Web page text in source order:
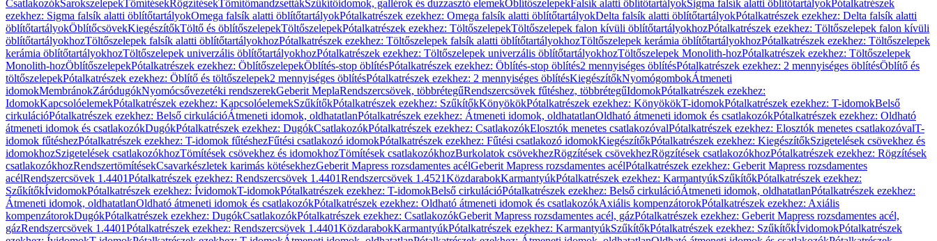
CsatlakozókSarokszelepekTömítésekRögzítésekTömítőmandzsettákSzűkítőidomok, gallérok és duzzasztó elemekÖblítőszelepekFalsík alatti öblítőtartályokSigma falsík alatti öblítőtartályokPótalkatrészek
ezekhez: Sigma falsík alatti öblítőtartályokOmega falsík alatti öblítőtartályokPótalkatrészek ezekhez: Omega falsík alatti öblítőtartályokDelta falsík alatti öblítőtartályokPótalkatrészek ezekhez: Delta falsík alatti
öblítőtartályokÖblítőcsövekKiegészítőkTöltő és öblítőszelepekTöltőszelepekPótalkatrészek ezekhez: TöltőszelepekTöltőszelepek falon kívüli öblítőtartályokhozPótalkatrészek ezekhez: Töltőszelepek falon kívüli
öblítőtartályokhozTöltőszelepek falsík alatti öblítőtartályokhozPótalkatrészek ezekhez: Töltőszelepek falsík alatti öblítőtartályokhozTöltőszelepek kerámia öblítőtartályokhozPótalkatrészek ezekhez: Töltőszelepek
kerámia öblítőtartályokhozTöltőszelepek univerzális öblítőtartályokhozPótalkatrészek ezekhez: Töltőszelepek univerzális öblítőtartályokhozTöltőszelepek Monolith-hozPótalkatrészek ezekhez: Töltőszelepek
Monolith-hozÖblítőszelepekPótalkatrészek ezekhez: ÖblítőszelepekÖblítés-stop öblítésPótalkatrészek ezekhez: Öblítés-stop öblítés2 mennyiséges öblítésPótalkatrészek ezekhez: 2 mennyiséges öblítésÖblítő és
töltőszelepekPótalkatrészek ezekhez: Öblítő és töltőszelepek2 mennyiséges öblítésPótalkatrészek ezekhez: 2 mennyiséges öblítésKiegészítőkNyomógombokÁtmeneti
idomokMembránokZáródugókNyomócsővezetéki rendszerekGeberit MeplaRendszercsövek, többrétegűRendszercsövek fűtéshez, többrétegűIdomokPótalkatrészek ezekhez:
IdomokKapcsolóelemekPótalkatrészek ezekhez: KapcsolóelemekSzűkítőkPótalkatrészek ezekhez: SzűkítőkKönyökökPótalkatrészek ezekhez: KönyökökT-idomokPótalkatrészek ezekhez: T-idomokBelső
cirkulációPótalkatrészek ezekhez: Belső cirkulációÁtmeneti idomok, oldhatatlanPótalkatrészek ezekhez: Átmeneti idomok, oldhatatlanOldható átmeneti idomok és csatlakozókPótalkatrészek ezekhez: Oldható
átmeneti idomok és csatlakozókDugókPótalkatrészek ezekhez: DugókCsatlakozókPótalkatrészek ezekhez: CsatlakozókElosztók menetes csatlakozóvalPótalkatrészek ezekhez: Elosztók menetes csatlakozóvalT-
idomok fűtéshezPótalkatrészek ezekhez: T-idomok fűtéshezFűtési csatlakozó idomokPótalkatrészek ezekhez: Fűtési csatlakozó idomokKiegészítőkPótalkatrészek ezekhez: KiegészítőkSzigetelések csövekhez és
idomokhozSzigetelések csatlakozókhozTömítések csövekhez és idomokhozTömítések csatlakozókhozBurkolatok csövekhezRögzítések csövekhezRögzítések csatlakozókhozPótalkatrészek ezekhez: Rögzítések
csatlakozókhozRendszertömítésekCsavarkészletek karimás kötésekhezGeberit Mapress rozsdamentes acélGeberit Mapress rozsdamentes acélPótalkatrészek ezekhez: Geberit Mapress rozsdamentes
acélRendszercsövek 1.4401Pótalkatrészek ezekhez: Rendszercsövek 1.4401Rendszercsövek 1.4521KözdarabokKarmantyúkPótalkatrészek ezekhez: KarmantyúkSzűkítőkPótalkatrészek ezekhez:
SzűkítőkÍvidomokPótalkatrészek ezekhez: ÍvidomokT-idomokPótalkatrészek ezekhez: T-idomokBelső cirkulációPótalkatrészek ezekhez: Belső cirkulációÁtmeneti idomok, oldhatatlanPótalkatrészek ezekhez:
Átmeneti idomok, oldhatatlanOldható átmeneti idomok és csatlakozókPótalkatrészek ezekhez: Oldható átmeneti idomok és csatlakozókAxiális kompenzátorokPótalkatrészek ezekhez: Axiális
kompenzátorokDugókPótalkatrészek ezekhez: DugókCsatlakozókPótalkatrészek ezekhez: CsatlakozókGeberit Mapress rozsdamentes acél, gázPótalkatrészek ezekhez: Geberit Mapress rozsdamentes acél,
gázRendszercsövek 1.4401Pótalkatrészek ezekhez: Rendszercsövek 1.4401KözdarabokKarmantyúkPótalkatrészek ezekhez: KarmantyúkSzűkítőkPótalkatrészek ezekhez: SzűkítőkÍvidomokPótalkatrészek